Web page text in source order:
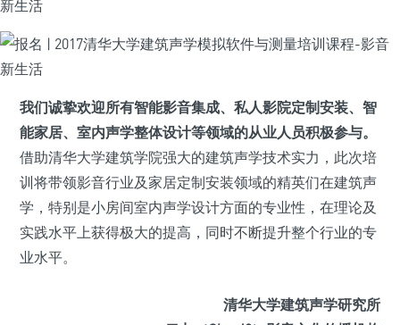
我们诚挚欢迎所有智能影音集成、私人影院定制安装、智
能家居、室内声学整体设计等领域的从业人员积极参与。
借助清华大学建筑学院强大的建筑声学技术实力，此次培
训将带领影音行业及家居定制安装领域的精英们在建筑声
学，特别是小房间室内声学设计方面的专业性，在理论及
实践水平上获得极大的提高，同时不断提升整个行业的专
业水平。
清华大学建筑声学研究所